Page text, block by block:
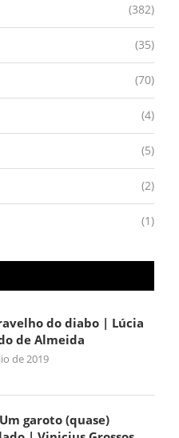
(382)
(35)
(70)
(4)
(5)
(2)
(1)
do diabo | Lúcia
de Almeida
de 2019
garoto (quase)